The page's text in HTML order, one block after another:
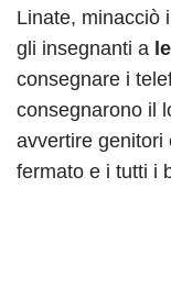
Linate, minacciò
gli insegnanti a
consegnare i
consegnarono il
avvertire genitori
fermato e i tutti i